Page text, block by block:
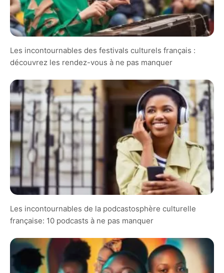
Les incontournables des festivals culturels français :
découvrez les rendez-vous à ne pas manquer
Les incontournables de la podcastosphère culturelle
française: 10 podcasts à ne pas manquer